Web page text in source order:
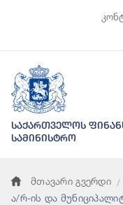
საქართველოს
სამინისტრო
მთავარი გვერდი
ა/რ-ის და